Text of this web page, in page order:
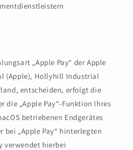
„Apple Pay“ der Apple
(Apple), Hollyhill Industrial
entscheiden, erfolgt die
die „Apple Pay“-Funktion Ihres
betriebenen Endgerätes
bei „Apple Pay“ hinterlegten
verwendet hierbei